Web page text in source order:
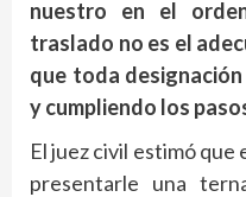
nuestro en el
traslado no es el
que toda
y cumpliendo los
El juez civil estimó
presentarle una